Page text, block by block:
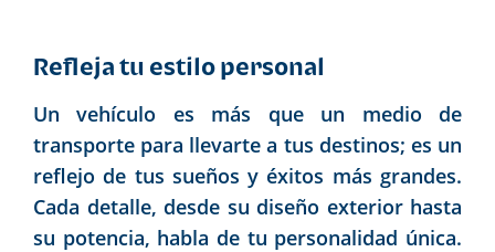
Refleja tu estilo personal
Un vehículo es más que un medio de
transporte para llevarte a tus destinos; es un
reflejo de tus sueños y éxitos más grandes.
Cada detalle, desde su diseño exterior hasta
su potencia, habla de tu personalidad única.